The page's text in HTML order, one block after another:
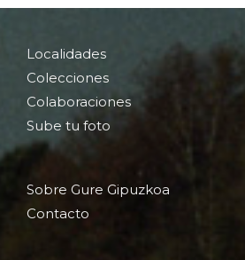
Localidades
Colecciones
Colaboraciones
Sube tu foto
Sobre Gure Gipuzkoa
Contacto